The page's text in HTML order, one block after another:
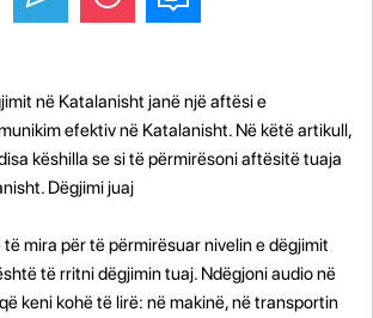
në Katalanisht janë një aftësi e
efektiv në Katalanisht. Në këtë artikull,
këshilla se si të përmirësoni aftësitë tuaja
Dëgjimi juaj
mira për të përmirësuar nivelin e dëgjimit
të rritni dëgjimin tuaj. Ndëgjoni audio në
keni kohë të lirë: në makinë, në transportin